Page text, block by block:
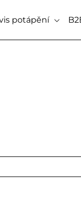
potápění